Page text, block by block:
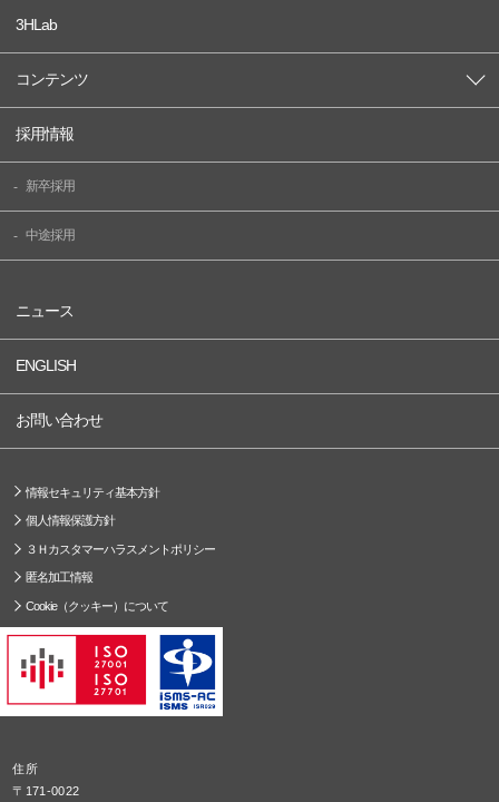
3HLab
コンテンツ
採用情報
新卒採用
中途採用
ニュース
ENGLISH
お問い合わせ
情報セキュリティ基本方針
個人情報保護方針
３Ｈカスタマーハラスメントポリシー
匿名加工情報
Cookie（クッキー）について
住所
〒171-0022